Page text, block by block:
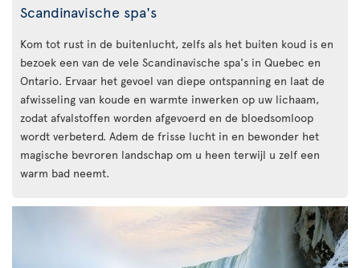
Scandinavische spa's
Kom tot rust in de buitenlucht, zelfs als het buiten koud is en
bezoek een van de vele Scandinavische spa's in Quebec en
Ontario. Ervaar het gevoel van diepe ontspanning en laat de
afwisseling van koude en warmte inwerken op uw lichaam,
zodat afvalstoffen worden afgevoerd en de bloedsomloop
wordt verbeterd. Adem de frisse lucht in en bewonder het
magische bevroren landschap om u heen terwijl u zelf een
warm bad neemt.